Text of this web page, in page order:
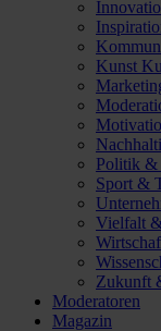
Kunst
Politik &
Sport &
Vielfalt
Zukunft
Moderatoren
Magazin